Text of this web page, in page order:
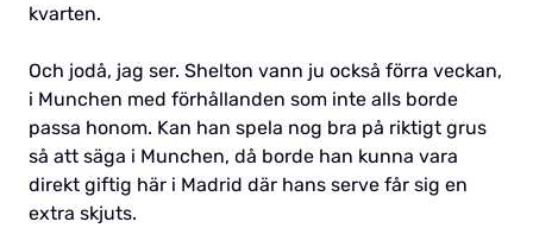
kvarten.
Och jodå, jag ser. Shelton vann ju också förra veckan,
i Munchen med förhållanden som inte alls borde
passa honom. Kan han spela nog bra på riktigt grus
så att säga i Munchen, då borde han kunna vara
direkt giftig här i Madrid där hans serve får sig en
extra skjuts.